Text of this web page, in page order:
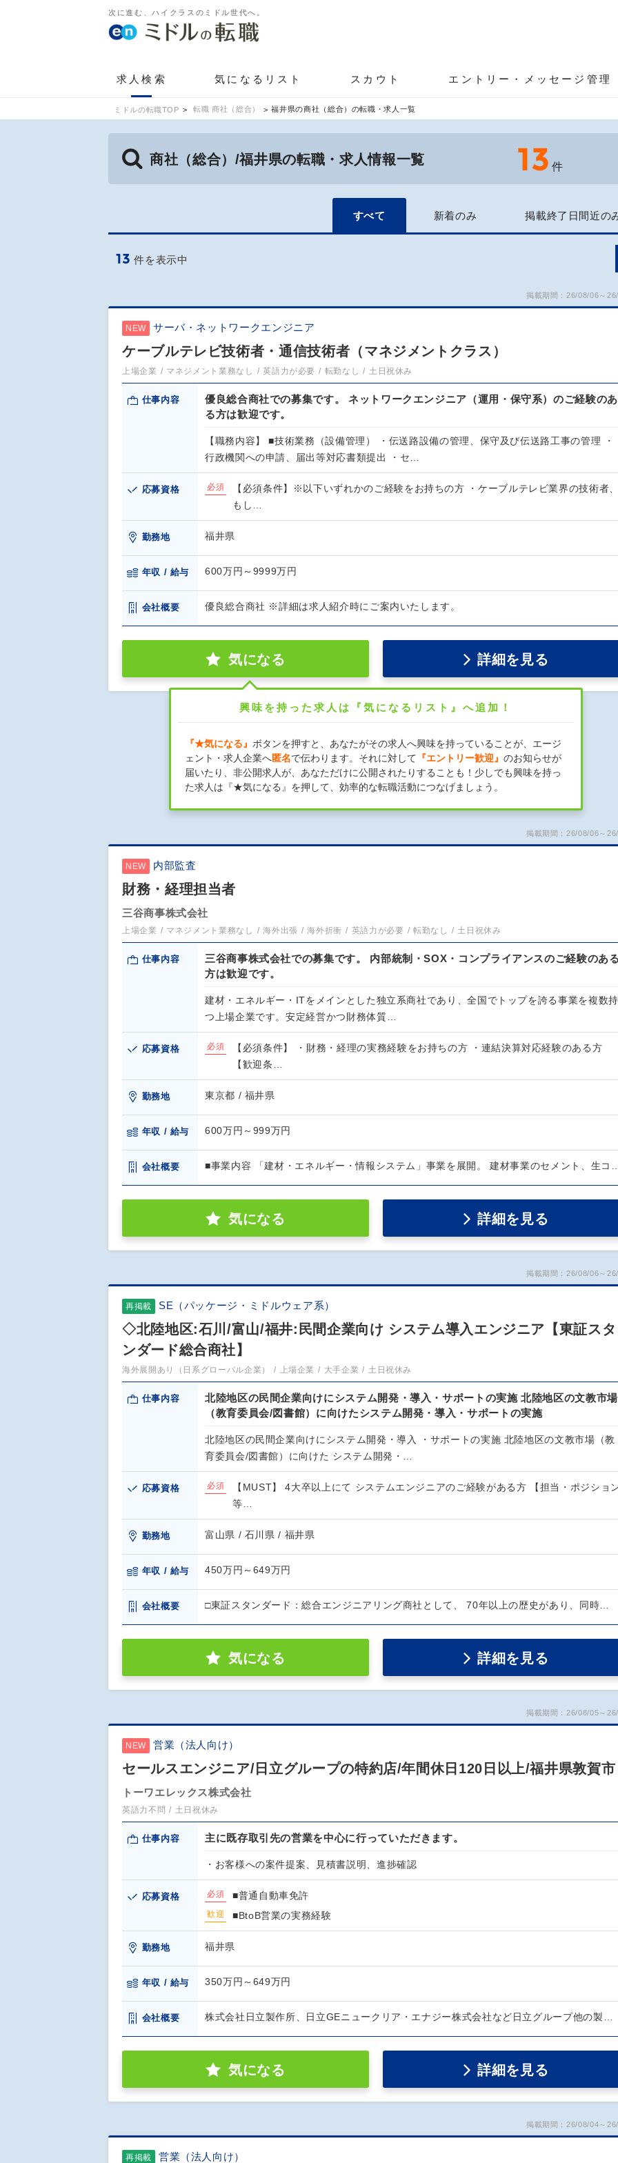
次に進む、ハイクラスのミドル世代へ。
求人検索 気になるリスト スカウト エントリー・メッセージ管理
ミドルの転職TOP 転職 商社（総合） 福井県の商社（総合）の転職・求人一覧
商社（総合）/福井県の転職・求人情報一覧 13 件
すべて 新着のみ 掲載終了日間近の
13 件を表示中
掲載期間：26/08/06～
NEW サーバ・ネットワークエンジニア
ケーブルテレビ技術者・通信技術者（マネジメントクラス）
上場企業 マネジメント業務なし 英語力が必要 転勤なし 土日祝休み
仕事内容
優良総合商社での募集です。 ネットワークエンジニア（運用・保守系）のご経験のあ
る方は歓迎です。
【職務内容】 ■技術業務（設備管理） ・伝送路設備の管理、保守及び伝送路工事の管理 ・
行政機関への申請、届出等対応書類提出 ・セ…
応募資格 必須
【必須条件】※以下いずれかのご経験をお持ちの方 ・ケーブルテレビ業界の技術者、
もし…
勤務地 福井県
年収 / 給与 600万円～9999万円
会社概要 優良総合商社 ※詳細は求人紹介時にご案内いたします。
気になる 詳細を見る
興味を持った求人は『気になるリスト』へ追加！
『★気になる』 ボタンを押すと、あなたがその求人へ興味を持っていることが、エージ
ェント・求人企業へ匿名で伝わります。それに対して 『エントリー歓迎』 のお知らせが
届いたり、非公開求人が、あなただけに公開されたりすることも！少しでも興味を持っ
た求人は『★気になる』を押して、効率的な転職活動につなげましょう。
掲載期間：26/08/06～
NEW 内部監査
財務・経理担当者
三谷商事株式会社
上場企業 マネジメント業務なし 海外出張 海外折衝 英語力が必要 転勤なし 土日祝休み
仕事内容
三谷商事株式会社での募集です。 内部統制・SOX・コンプライアンスのご経験のある
方は歓迎です。
建材・エネルギー・ITをメインとした独立系商社であり、全国でトップを誇る事業を複数持
つ上場企業です。安定経営かつ財務体質…
応募資格 必須
【必須条件】 ・財務・経理の実務経験をお持ちの方 ・連結決算対応経験のある方
【歓迎条…
勤務地 東京都 / 福井県
年収 / 給与 600万円～999万円
会社概要 ■事業内容 「建材・エネルギー・情報システム」事業を展開。 建材事業のセメント、生コ…
気になる 詳細を見る
掲載期間：26/08/06～
再掲載 SE（パッケージ・ミドルウェア系）
◇北陸地区:石川/富山/福井:民間企業向け システム導入エンジニア【東証スタ
ンダード総合商社】
海外展開あり（日系グローバル企業） 上場企業 大手企業 土日祝休み
仕事内容
北陸地区の民間企業向けにシステム開発・導入・サポートの実施 北陸地区の文教市場
（教育委員会/図書館）に向けたシステム開発・導入・サポートの実施
北陸地区の民間企業向けにシステム開発・導入 ・サポートの実施 北陸地区の文教市場（教
育委員会/図書館）に向けた システム開発・…
応募資格 必須
【MUST】 4大卒以上にて システムエンジニアのご経験がある方 【担当・ポジショ
等…
勤務地 富山県 / 石川県 / 福井県
年収 / 給与 450万円～649万円
会社概要 □東証スタンダード：総合エンジニアリング商社として、 70年以上の歴史があり、同時…
気になる 詳細を見る
掲載期間：26/08/05～
NEW 営業（法人向け）
セールスエンジニア/日立グループの特約店/年間休日120日以上/福井県敦賀市
トーワエレックス株式会社
英語力不問 土日祝休み
仕事内容 主に既存取引先の営業を中心に行っていただきます。
・お客様への案件提案、見積書説明、進捗確認
応募資格 必須 ■普通自動車免許
歓迎 ■BtoB営業の実務経験
勤務地 福井県
年収 / 給与 350万円～649万円
会社概要 株式会社日立製作所、日立GEニュークリア・エナジー株式会社など日立グループ他の製…
気になる 詳細を見る
掲載期間：26/08/04～
再掲載 営業（法人向け）